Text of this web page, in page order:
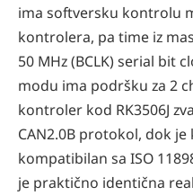
ima softversku kontrolu
kontrolera, pa time iz
50 MHz (BCLK) serial bit
modu ima podršku za 2
kontroler kod RK3506J
CAN2.0B protokol, dok je
kompatibilan sa ISO
je praktično identična